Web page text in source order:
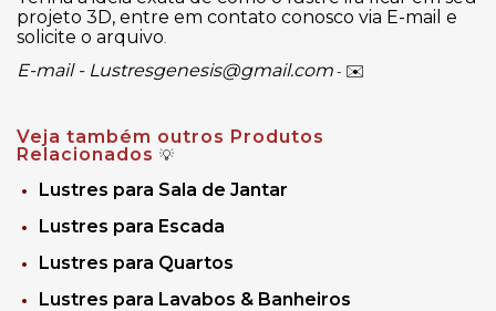
projeto 3D, entre em contato conosco via E-mail e
solicite o arquivo.
E-mail - Lustresgenesis@gmail.com - ✉️
Veja também outros Produtos
Relacionados 💡
Lustres para Sala de Jantar
Lustres para Escada
Lustres para Quartos
Lustres para Lavabos & Banheiros